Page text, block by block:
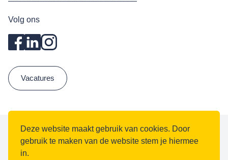
Deze website maakt gebruik van cookies. Door
gebruik te maken van de website stem je hiermee
in.
Volg ons
Vacatures
Algemene voorwaarden